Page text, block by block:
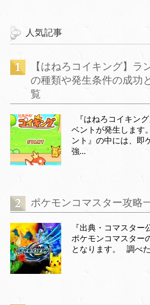
人気記事
【はねろコイキング】ラ
の種類や発生条件の成功
覧
『はねろコイキン
ベントが発生します
ント』の中には、即
強...
ポケモンコマスター攻略
『出典・コマスター
ポケモンコマスター
となります。 調べ